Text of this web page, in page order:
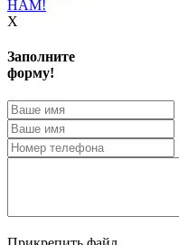
НАМ!
X
Заполните
форму!